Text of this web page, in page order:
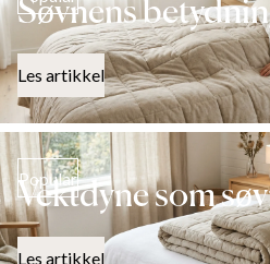
Søvnens
Les artikkel
Popular
Vektdyne som
Les artikkel